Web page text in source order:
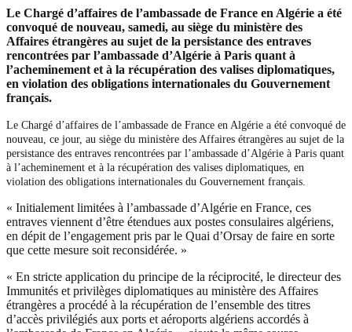
Le Chargé d’affaires de l’ambassade de France en Algérie a été
convoqué de nouveau, samedi, au siège du ministère des
Affaires étrangères au sujet de la persistance des entraves
rencontrées par l’ambassade d’Algérie à Paris quant à
l’acheminement et à la récupération des valises diplomatiques,
en violation des obligations internationales du Gouvernement
français.
Le Chargé d’affaires de l’ambassade de France en Algérie a été convoqué de
nouveau, ce jour, au siège du ministère des Affaires étrangères au sujet de la
persistance des entraves rencontrées par l’ambassade d’Algérie à Paris quant
à l’acheminement et à la récupération des valises diplomatiques, en
violation des obligations internationales du Gouvernement français.
« Initialement limitées à l’ambassade d’Algérie en France, ces
entraves viennent d’être étendues aux postes consulaires algériens,
en dépit de l’engagement pris par le Quai d’Orsay de faire en sorte
que cette mesure soit reconsidérée. »
« En stricte application du principe de la réciprocité, le directeur des
Immunités et privilèges diplomatiques au ministère des Affaires
étrangères a procédé à la récupération de l’ensemble des titres
d’accès privilégiés aux ports et aéroports algériens accordés à